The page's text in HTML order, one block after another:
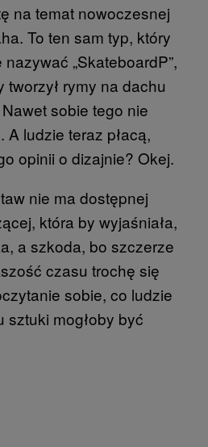
na temat nowoczesnej
To ten sam typ, który
„SkateboardP”,
tworzył rymy na dachu
sobie tego nie
A ludzie teraz płacą,
opinii o dizajnie? Okej.
nie ma dostępnej
która by wyjaśniała,
a szkoda, bo szczerze
czasu trochę się
sobie, co ludzie
mogłoby być